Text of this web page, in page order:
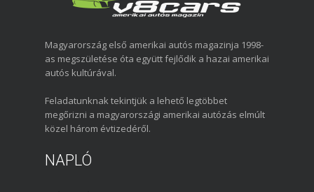
Magyarország első amerikai autós magazinja 1998-
as megszületése óta együtt fejlődik a hazai amerikai
autós kultúrával.
Feladatunknak tekintjük a lehető legtöbbet
megőrizni a magyarországi amerikai autózás elmúlt
közel három évtizedéről.
NAPLÓ